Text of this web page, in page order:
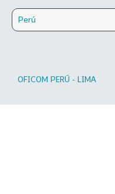
Perú
OFICOM PERÚ - LIMA